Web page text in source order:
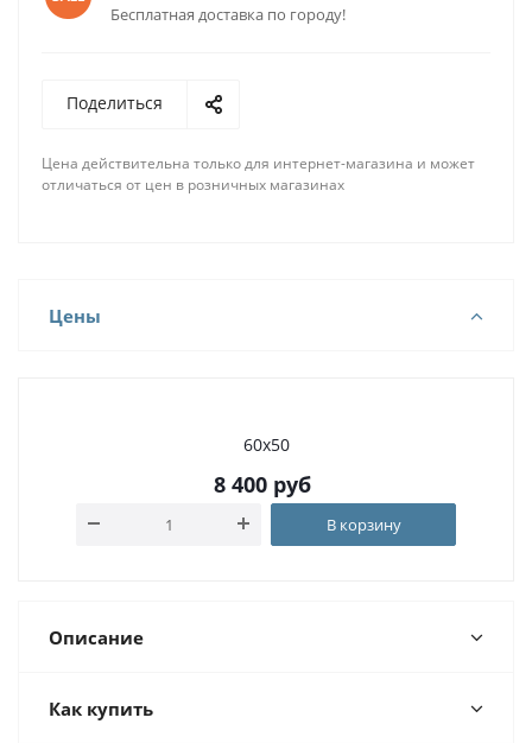
Бесплатная доставка по городу!
Поделиться
Цена действительна только для интернет-магазина и может
отличаться от цен в розничных магазинах
Цены
60х50
8 400руб
В корзину
Описание
Как купить